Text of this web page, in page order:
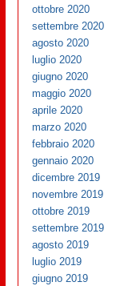
ottobre 2020
settembre 2020
agosto 2020
luglio 2020
giugno 2020
maggio 2020
aprile 2020
marzo 2020
febbraio 2020
gennaio 2020
dicembre 2019
novembre 2019
ottobre 2019
settembre 2019
agosto 2019
luglio 2019
giugno 2019